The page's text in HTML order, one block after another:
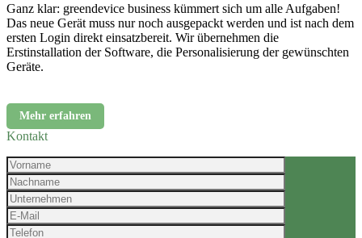
Ganz klar: greendevice business kümmert sich um alle Aufgaben!
Das neue Gerät muss nur noch ausgepackt werden und ist nach dem
ersten Login direkt einsatzbereit. Wir übernehmen die
Erstinstallation der Software, die Personalisierung der gewünschten
Geräte.
Mehr erfahren
Kontakt